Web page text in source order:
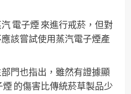
電子煙 來進行戒菸，但對
該嘗試使用蒸汽電子煙產
門也指出，雖然有證據顯
的傷害比傳統菸草製品少